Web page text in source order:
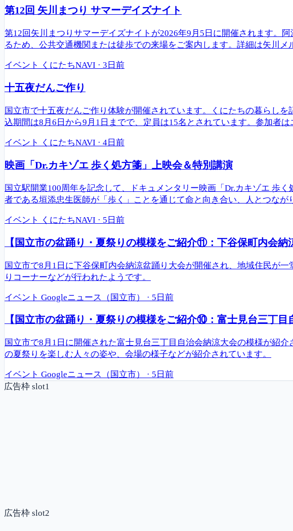
第12回 矢川まつり サマーデイズナイト
第12回矢川まつりサマーデイズナイトが2026年9月5日に開催されます。
るため、公共交通機関または徒歩での来場をご案内します。詳細は矢川メ
イベント くにたちNAVI · 3日前
十五夜だんご作り
国立市で十五夜だんご作り体験が開催されています。くにたちの暮らし
込期間は8月6日から9月1日までで、定員は15名とされています。参加者
イベント くにたちNAVI · 4日前
映画「Dr.カキゾエ 歩く処方箋」上映会＆特別講演
国立駅開業100周年を記念して、ドキュメンタリー映画「Dr.カキゾエ 歩
者である垣添忠生医師が「歩く」ことを通じて命と向き合い、人とつな
イベント くにたちNAVI · 5日前
【国立市の盆踊り・夏祭りの模様をご紹介⑪：下谷保町内会
国立市で8月1日に下谷保町内会納涼盆踊り大会が開催され、地域住民が
りコーナーなどが行われたようです。
イベント Googleニュース（国立市） · 5日前
【国立市の盆踊り・夏祭りの模様をご紹介⑩：富士見台三丁
国立市で8月1日に開催された富士見台三丁目自治会納涼大会の模様が紹
の夏祭りを楽しむ人々の姿や、会場の様子などが紹介されています。
イベント Googleニュース（国立市） · 5日前
広告枠 slot1
広告枠 slot2